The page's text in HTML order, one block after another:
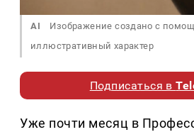
AI
Изображение создано с
иллюстративный характер
Подписаться в
Уже почти месяц в